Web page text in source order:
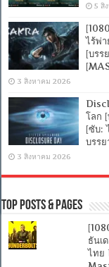
5 สิ
ไร้พ่
[บรร
3 สิงหาคม 2026
โลก
[ซับ:
บรร
3 สิงหาคม 2026
Top Posts & Pages
ธันเ
ไทย